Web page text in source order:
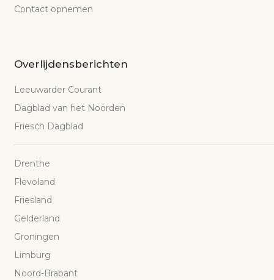
Contact opnemen
Overlijdensberichten
Leeuwarder Courant
Dagblad van het Noorden
Friesch Dagblad
Drenthe
Flevoland
Friesland
Gelderland
Groningen
Limburg
Noord-Brabant